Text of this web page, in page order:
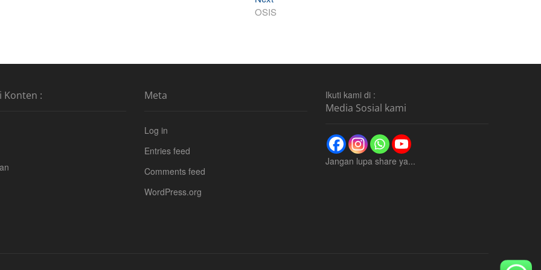
post:
OSIS
Konten : Meta
Log in
Entries feed
Comments feed
WordPress.org
Ikuti kami di :
Media Sosial kami
Jangan lupa share ya...